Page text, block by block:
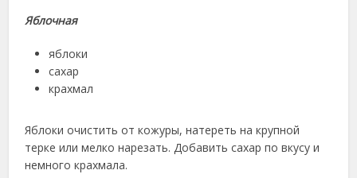
Яблочная
яблоки
сахар
крахмал
Яблоки очистить от кожуры, натереть на крупной
терке или мелко нарезать. Добавить сахар по вкусу и
немного крахмала.